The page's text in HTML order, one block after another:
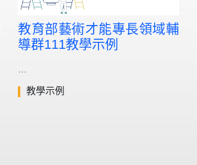
教育部藝術才能專長領域輔
導群111教學示例
...
教學示例